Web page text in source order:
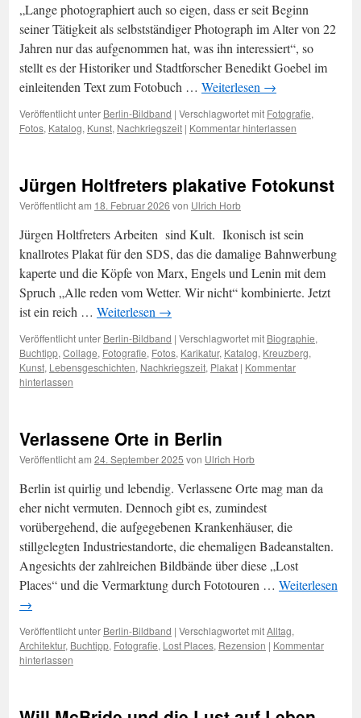
„Lange photographiert auch so eigen, dass er seit Beginn
seiner Tätigkeit als selbstständiger Photograph im Alter von 22
Jahren nur das aufgenommen hat, was ihn interessiert“, so
stellt es der Historiker und Stadtforscher Benedikt Goebel im
einleitenden Text zum Fotobuch … Weiterlesen →
Veröffentlicht unter Berlin-Bildband | Verschlagwortet mit Fotografie,
Fotos, Katalog, Kunst, Nachkriegszeit | Kommentar hinterlassen
Jürgen Holtfreters plakative Fotokunst
Veröffentlicht am 18. Februar 2026 von Ulrich Horb
Jürgen Holtfreters Arbeiten sind Kult. Ikonisch ist sein
knallrotes Plakat für den SDS, das die damalige Bahnwerbung
kaperte und die Köpfe von Marx, Engels und Lenin mit dem
Spruch „Alle reden vom Wetter. Wir nicht“ kombinierte. Jetzt
ist ein reich … Weiterlesen →
Veröffentlicht unter Berlin-Bildband | Verschlagwortet mit Biographie,
Buchtipp, Collage, Fotografie, Fotos, Karikatur, Katalog, Kreuzberg,
Kunst, Lebensgeschichten, Nachkriegszeit, Plakat | Kommentar
hinterlassen
Verlassene Orte in Berlin
Veröffentlicht am 24. September 2025 von Ulrich Horb
Berlin ist quirlig und lebendig. Verlassene Orte mag man da
eher nicht vermuten. Dennoch gibt es, zumindest
vorübergehend, die aufgegebenen Krankenhäuser, die
stillgelegten Industriestandorte, die ehemaligen Badeanstalten.
Angesichts der zahlreichen Bildbände über diese „Lost
Places“ und die Vermarktung durch Fototouren … Weiterlesen
→
Veröffentlicht unter Berlin-Bildband | Verschlagwortet mitAlltag,
Architektur, Buchtipp, Fotografie, Lost Places, Rezension | Kommentar
hinterlassen